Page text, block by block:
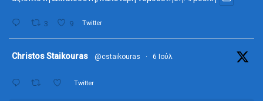
3 9 Twitter
Christos Staikouras @cstaikouras · 6 Ιούλ
Twitter